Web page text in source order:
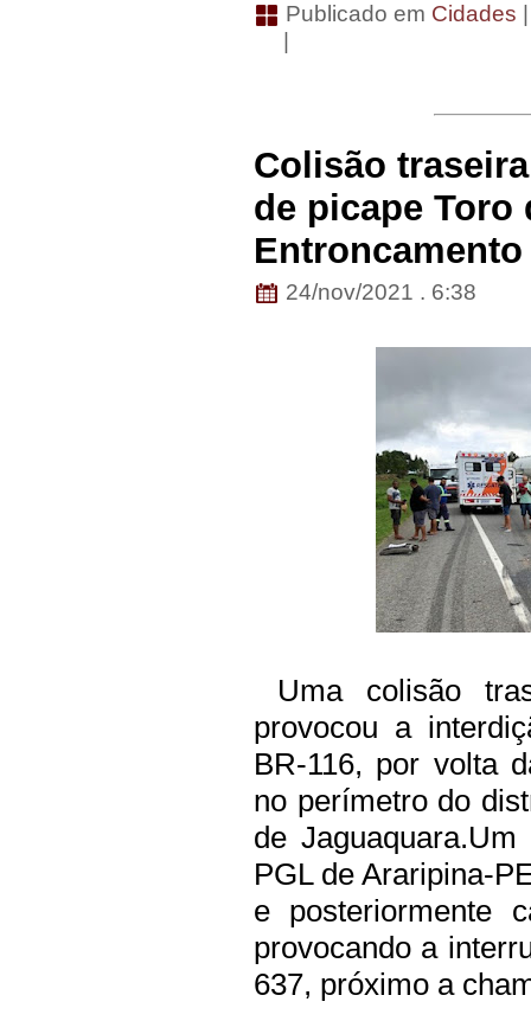
Publicado em Cidades
Colisão
de picape Toro
24/nov/2021 . 6:38
Uma colisão
provocou a
BR-116, por volta
no perímetro do
de Jaguaquara.Um
PGL de Araripina-
e posteriormente
provocando a
637, próximo a